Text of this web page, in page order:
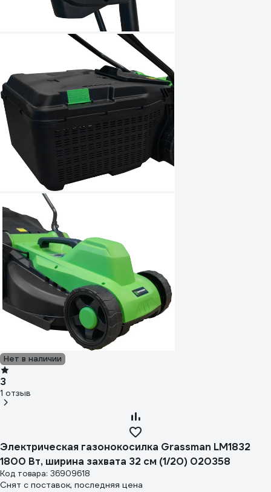
Нет в наличии
3
1 отзыв
Электрическая газонокосилка Grassman LM1832
1800 Вт, ширина захвата 32 см (1/20) 020358
Код товара: 36909618
Снят с поставок, последняя цена